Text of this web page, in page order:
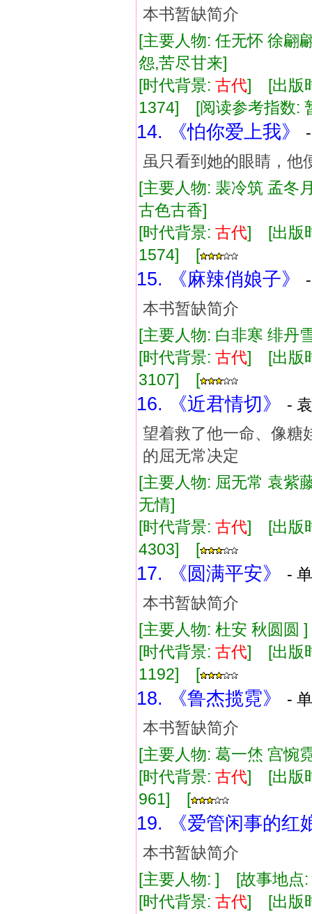
本书暂缺简介
[主要人物: 任无怀 徐
怨,苦尽甘来]
[时代背景: 古代] [出版
1374] [阅读参考指数:
14. 《怕你爱上我》
虽只看到她的眼睛，他
[主要人物: 裴冷筑 孟
古色古香]
[时代背景: 古代] [出版
1574] [
15. 《麻辣俏娘子》
本书暂缺简介
[主要人物: 白非寒 绯
[时代背景: 古代] [出版
3107] [
16. 《近君情切》
-
望着救了他一命、像糖
的屈无常决定
[主要人物: 屈无常 袁
无情]
[时代背景: 古代] [出版
4303] [
17. 《圆满平安》
-
本书暂缺简介
[主要人物: 杜安 秋圆
[时代背景: 古代] [出版
1192] [
18. 《鲁杰揽霓》
-
本书暂缺简介
[主要人物: 葛一烋 宫
[时代背景: 古代] [出版
961] [
19. 《爱管闲事的红
本书暂缺简介
[主要人物: ] [故事地
[时代背景: 古代] [出版